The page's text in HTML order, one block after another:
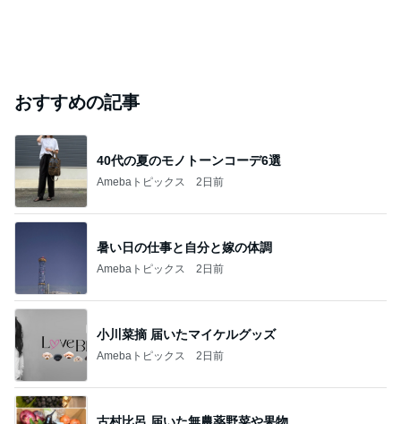
おすすめの記事
40代の夏のモノトーンコーデ6選
Amebaトピックス 2日前
暑い日の仕事と自分と嫁の体調
Amebaトピックス 2日前
小川菜摘 届いたマイケルグッズ
Amebaトピックス 2日前
古村比呂 届いた無農薬野菜や果物